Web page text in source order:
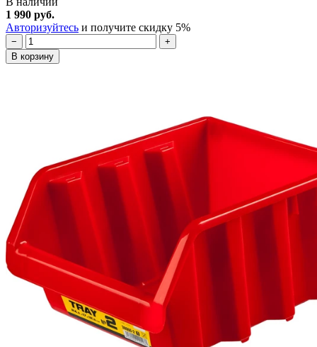
1 990 руб.
Авторизуйтесь и получите скидку 5%
−
+
В корзину